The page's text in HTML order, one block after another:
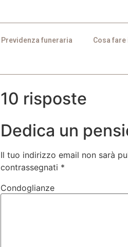
Previdenza funeraria Cosa
10 risposte
Dedica un
Il tuo indirizzo email non sarà
contrassegnati *
Condoglianze